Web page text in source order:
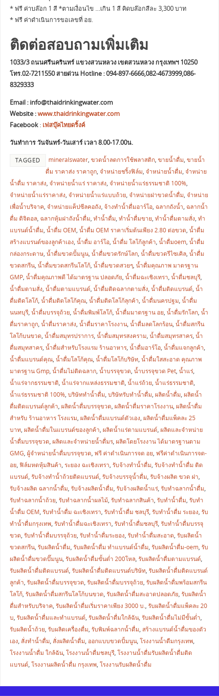
* ฟรี ค่าบล๊อก 1 สี *ตามเงื่อนไข …เกิน 1 สี คิดบล๊อกสีละ 3,300 บาท
* ฟรี ค่าดำเนินการขอเลขที่ อย.
ติดต่อสอบถามเพิ่มเติม
1033/3 ถนนศรีนครินทร์ แขวงสวนหลวง เขตสวนหลวง กรุงเทพฯ 10250
โทร.02-7211550 สายด่วน Hotline : 094-897-6666,082-4673999,086-
8329333
Email : info@thaidrinkingwater.com
Website :www.thaidrinkingwater.com
Facebook: เฟสบุ๊คไทยดริ้งค์
วันทำการ วันจันทร์-วันเสาร์ เวลา 8.00-17.00น.
TAGGED mineralswater, ขวดน้ำลดการใช้พลาสติก, ขายน้ำดื่ม, ขายน้ำ
ดื่ม ราคาส่ง ราคาถูก, จำหน่ายชริ้งฟิล์ม, จำหน่ายน้ำดื่ม, จำหน่าย
น้ำดื่ม ราคาส่ง, จำหน่ายน้ำแร่ ราคาส่ง, จำหน่ายน้ำแร่ธรรมชาติ 100%,
จำหน่ายน้ำแร่ราคาส่ง, จำหน่ายน้ำแร่แบบถ้วย, จำหน่ายฝาขวดน้ำดื่ม, จำหน่าย
เพื่อน้ำบริจาค, จำหน่ายแค็ปซีลคอถัง, จ้างทำน้ำดื่มอาร์โอ, ฉลากถังน้ำ, ฉลากน้ำ
ดื่ม ดิจิตอล, ฉลากหุ้มฝาถังน้ำดื่ม, ทำน้ำดื่ม, ทำน้ำดื่มขาย, ทำน้ำดื่มตามสั่ง, ทำ
แบรนด์น้ำดื่ม, น้ำดื่ม OEM, น้ำดื่ม OEM ราคาเริ่มต้นเพียง 2.80 ต่อขวด, น้ำดื่ม
สร้างแบรนด์ของลูกค้าเอง, น้ำดื่ม อาร์โอ, น้ำดื่ม โลโก้ลูกค้า, น้ำดื่มoem, น้ำดื่ม
กล่องกระดาษ, น้ำดื่มขวดปั้มนูน, น้ำดื่มขวดรักษ์โลก, น้ำดื่มขวดรีไซเคิล, น้ำดื่ม
ขวดสกรีน, น้ำดื่มขวดสกรีนโลโก้, น้ำดื่มขวดสวยๆ, น้ำดื่มคุณภาพ มาตรฐาน
GMP, น้ำดื่มคุณภาพดี ได้มาตรฐาน ปลอดภัย, น้ำดื่มฉะเชิงเทรา, น้ำดื่มชลบุรี,
น้ำดื่มตามสั่ง, น้ำดื่มตามแบรนด์, น้ำดื่มติดฉลากตามสั่ง, น้ำดื่มติดแบรนด์, น้ำ
ดื่มติดโลโก้, น้ำดื่มติดโลโก้คุณ, น้ำดื่มติดโลโก้ลุกค้า, น้ำดื่มนครปฐม, น้ำดื่ม
นนทบุรี, น้ำดื่มบรรจุถ้วย, น้ำดื่มพิมพ์โลโก้, น้ำดื่มมาตรฐาน อย, น้ำดื่มรักโลก, น้ำ
ดื่มราคาถูก, น้ำดื่มราคาส่ง, น้ำดื่มราคาโรงงาน, น้ำดื่มลดโลกร้อน, น้ำดื่มสกรีน
โลโก้บนขวด, น้ำดื่มสมุทรปราการ, น้ำดื่มสมุทรสงคราม, น้ำดื่มสมุทรสาคร, น้ำ
ดื่มสมุทสาคร, น้ำดื่มสำหรับโรงแรม ร้านอาหาร, น้ำดื่มอาร์โอ, น้ำดื่มแจกลูกค้า,
น้ำดื่มแบรนด์คุณ, น้ำดื่มโลโก้คุณ, น้ำดื่มโลโก้บริษัท, น้ำดื่มใสสะอาด คุณภาพ
มาตรฐาน Gmp, น้ำดื่มไม่ติดฉลาก, น้ำบรรจุขวด, น้ำบรรจุขวด Pet, น้ำแร่,
น้ำแร่จากธรรมชาติ, น้ำแร่จากแหล่งธรรมชาติ, น้ำแร่ถ้วย, น้ำแร่ธรรมชาติ,
น้ำแร่ธรรมชาติ 100%, บริษัททำน้ำดื่ม, บริษัทรับทำน้ำดื่ม, ผลิตน้ำดื่ม, ผลิตน้ำ
ดื่มติดแบรนด์ลูกค้า, ผลิตน้ำดื่มบรรจุขวด, ผลิตน้ำดื่มราคาโรงงาน, ผลิตน้ำดื่ม
สำหรับ ร้านอาหาร โรงแรม, ผลิตน้ำดื่มแบรนด์ตัวเอง, ผลิตน้ำดื่มแพ็คละ 25
บาท, ผลิตน้ำดื่มในแบรนด์ของลูกค้า, ผลิตน้ำแร่ตามแบรนด์, ผลิตและจำหน่าย
น้ำดื่มบรรจุขวด, ผลิตและจำหน่ายน้ำดื่มร, ผลิตโดยโรงงาน ได้มาตรฐานตาม
GMG, ผู้จำหน่ายน้ำดื่มบรรจุขวด, ฟรี ค่าดำเนินการจด อย, ฟรีค่าดำเนินการจด-
อย, ฟิล์มหดหุ้มสินค้า, ระยอง ฉะเชิงเทรา, รับจ้างทำน้ำดื่ม, รับจ้างทำน้ำดื่ม ติด
แบรนด์, รับจ้างทำน้ำถ้วยติดแบรนด์, รับจ้างบรรจุน้ำดื่ม, รับจ้างผลิต ขวด ฝา,
รับจ้างผลิต ฉลากน้ำดื่ม, รับจ้างผลิตน้ำดื่ม, รับจ้างผลิตน้ำแร่, รับทำฉลากน้ำดื่ม,
รับทำฉลากน้ำถ้วย, รับทำฉลากน้ำผลไม้, รับทำฉลากสินค้า, รับทำน้ำดื่ม, รับทำ
น้ำดื่ม OEM, รับทำน้ำดื่ม ฉะเชิงเทรา, รับทำน้ำดื่ม ชลบุรี, รับทำน้ำดื่ม ระยอง, รับ
ทำน้ำดื่มกรุงเทพ, รับทำน้ำดื่มฉะเชิงเทรา, รับทำน้ำดื่มชลบุรี, รับทำน้ำดื่มบรรจุ
ขวด, รับทำน้ำดื่มบรรจุถ้วย, รับทำน้ำดื่มระยอง, รับทำน้ำดื่มสะอาด, รับผลิตน้ำ
ขวดสกรีน, รับผลิตน้ำดื่ม, รับผลิตน้ำดื่ม ทำแบรนด์น้ำดื่ม, รับผลิตน้ำดื่ม-oem, รับ
ผลิตน้ำดื่มขวดปั๊มนูน, รับผลิตน้ำดื่มขั้นต่ำ 200โหล, รับผลิตน้ำดื่มตามแบรนด์,
รับผลิตน้ำดื่มติดแบรนด์, รับผลิตน้ำดื่มติดแบรนด์บริษัท, รับผลิตน้ำดื่มติดแบรนด์
ลูกค้า, รับผลิตน้ำดื่มบรรจุขวด, รับผลิตน้ำดื่มบรรจุถ้วย, รับผลิตน้ำดื่มพร้อมสกรีน
โลโก้, รับผลิตน้ำดื่มสกรีนโลโก้บนขวด, รับผลิตน้ำดื่มสะอาดปลอดภัย, รับผลิตน้ำ
ดื่มสำหรับบริจาค, รับผลิตน้ำดื่มเริ่มราคาเพียง 3000 บ., รับผลิตน้ำดื่มแพ็คละ 20
บ, รับผลิตน้ำดื่มและทำแบรนด์, รับผลิตน้ำดื่มใกล้ฉัน, รับผลิตน้ำดื่มไม่มีขั้นต่ำ,
รับผลิตน้ำถ้วย, รับผลิตเครื่องดื่ม, รับพิมพ์ฉลากน้ำดื่ม, สร้างแบรนด์น้ำดื่มของตัว
เอง, สั่งทำน้ำดื่ม, สั่งผลิตน้ำดื่ม, ออกแบบขวดปั้มนูน, โรงงานน้ำดืมกรุงเทพ,
โรงงานน้ำดื่ม ใกล้ฉัน, โรงงานน้ำดื่มชลบุรี, โรงงานน้ำดื่มรับผลิตน้ำดื่มติด
แบรนด์, โรงงานผลิตน้ำดื่ม กรุงเทพ, โรงงานรับผลิตน้ำดื่ม